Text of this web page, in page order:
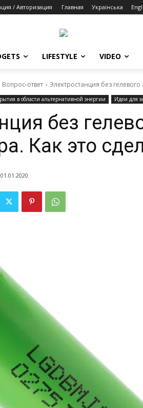
/ Авторизация Главная Українська
LIFESTYLE VIDEO
Вопрос-ответ Электростанция без гелевого
в области альтернативной энергии Идеи для
без
Как это
01.01.2020